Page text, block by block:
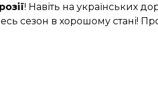
! Навіть на українських
сезон в хорошому стані!